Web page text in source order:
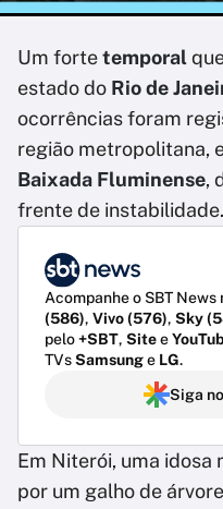
Um fortetemporal
estado do Rio de
ocorrências foram
região metropolitana,
Baixada Fluminense,
frente de instabilidade.
Acompanhe o SBT
(586), Vivo (576), Sky
pelo+SBT, Sitee
TVsSamsunge LG.
Siga
Em Niterói, uma idosa
por um galho de